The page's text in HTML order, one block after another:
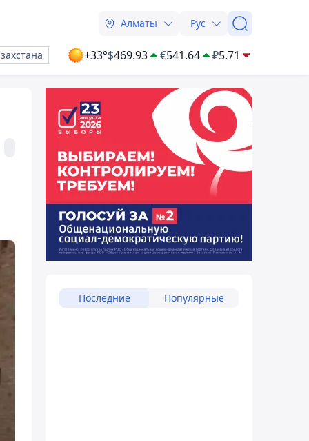
Алматы Рус
+33°$469.93 €541.64 ₽5.71
Последние Популярные